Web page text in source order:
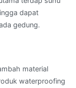
dapat
gedung.
material
waterproofing